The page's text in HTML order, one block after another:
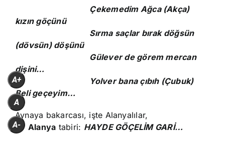
Çekemedim Ağca (Akça)
kızın göçünü
Sırma saçlar bırak döğsün
(dövsün) döşünü
Gülever de görem mercan
dişini…
Yolver bana çıbıh (Çubuk)
Beli geçeyim…
Aynaya bakarcası, işte Alanyalılar,
bir Alanya tabiri: HAYDE GÖÇELİM GARİ…
A+
A
A-